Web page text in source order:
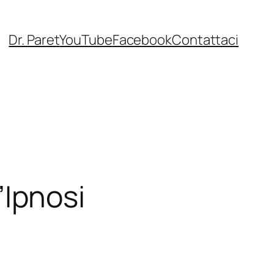
Dr. ParetYouTubeFacebookContattaci